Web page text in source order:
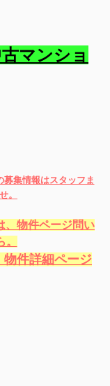
マンショ
集情報はスタッフま
。
、物件ページ問い
件詳細ページ